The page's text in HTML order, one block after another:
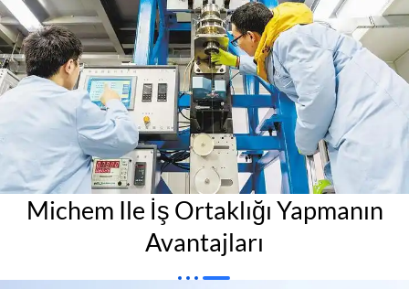
Michem Ile İş Ortaklığı Yapmanın
Avantajları